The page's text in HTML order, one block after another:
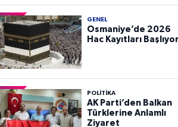
GENEL
Osmaniye’de 2026
Hac Kayıtları Başlıyor
POLITIKA
AK Parti’den Balkan
Türklerine Anlamlı
Ziyaret